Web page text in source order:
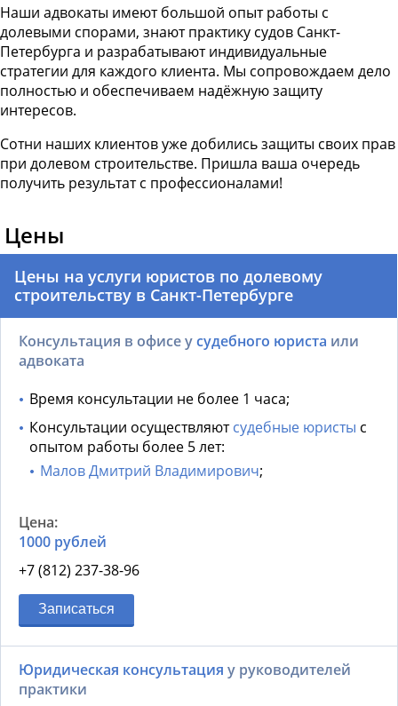
Наши адвокаты имеют большой опыт работы с
долевыми спорами, знают практику судов Санкт-
Петербурга и разрабатывают индивидуальные
стратегии для каждого клиента. Мы сопровождаем дело
полностью и обеспечиваем надёжную защиту
интересов.
Сотни наших клиентов уже добились защиты своих прав
при долевом строительстве. Пришла ваша очередь
получить результат с профессионалами!
Цены
Цены на услуги юристов по долевому
строительству в Санкт-Петербурге
Консультация в офисе усудебного юриста или
адвоката
Время консультации не более 1 часа;
Консультации осуществляютсудебные юристы с
опытом работы более 5 лет:
Малов Дмитрий Владимирович;
1000 рублей
+7 (812) 237-38-96
Записаться
Юридическая консультация у руководителей
практики